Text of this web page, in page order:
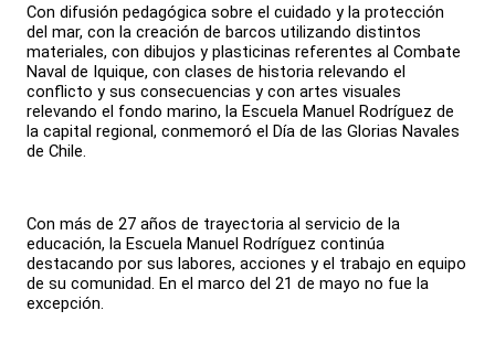
Con difusión pedagógica sobre el cuidado y la protección
del mar, con la creación de barcos utilizando distintos
materiales, con dibujos y plasticinas referentes al Combate
Naval de Iquique, con clases de historia relevando el
conflicto y sus consecuencias y con artes visuales
relevando el fondo marino, la Escuela Manuel Rodríguez de
la capital regional, conmemoró el Día de las Glorias Navales
de Chile.
Con más de 27 años de trayectoria al servicio de la
educación, la Escuela Manuel Rodríguez continúa
destacando por sus labores, acciones y el trabajo en equipo
de su comunidad. En el marco del 21 de mayo no fue la
excepción.